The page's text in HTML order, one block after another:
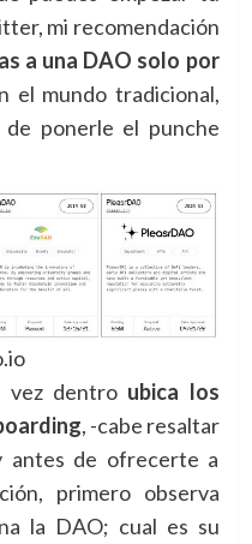
mi recomendación
a una DAO solo por
el mundo tradicional,
ponerle el punche
vez dentro ubica los
, -cabe resaltar
antes de ofrecerte a
primero observa
la DAO; cual es su